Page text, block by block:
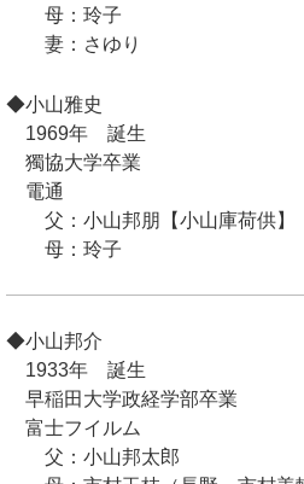
母：玲子
妻：さゆり
◆小山雅史
1969年 誕生
獨協大学卒業
電通
父：小山邦朋【小山庫荷供】
母：玲子
◆小山邦介
1933年 誕生
早稲田大学政経学部卒業
富士フイルム
父：小山邦太郎